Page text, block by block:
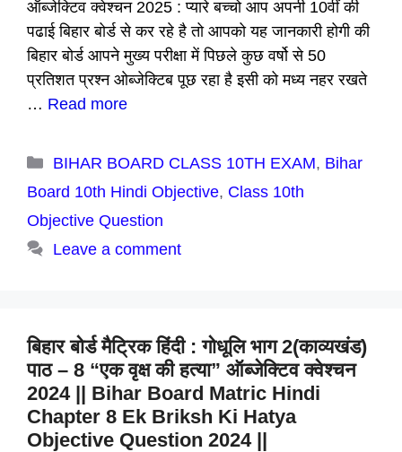
ऑब्जेक्टिव क्वेश्चन 2025 : प्यारे बच्चो आप अपनी 10वीं की
पढाई बिहार बोर्ड से कर रहे है तो आपको यह जानकारी होगी की
बिहार बोर्ड आपने मुख्य परीक्षा में पिछले कुछ वर्षो से 50
प्रतिशत प्रश्न ओब्जेक्टिब पूछ रहा है इसी को मध्य नहर रखते
… Read more
Categories
BIHAR BOARD CLASS 10TH EXAM, Bihar
Board 10th Hindi Objective, Class 10th
Objective Question
Leave a comment
बिहार बोर्ड मैट्रिक हिंदी : गोधूलि भाग 2(काव्यखंड)
पाठ – 8 “एक वृक्ष की हत्या” ऑब्जेक्टिव क्वेश्चन
2024 || Bihar Board Matric Hindi
Chapter 8 Ek Briksh Ki Hatya
Objective Question 2024 ||